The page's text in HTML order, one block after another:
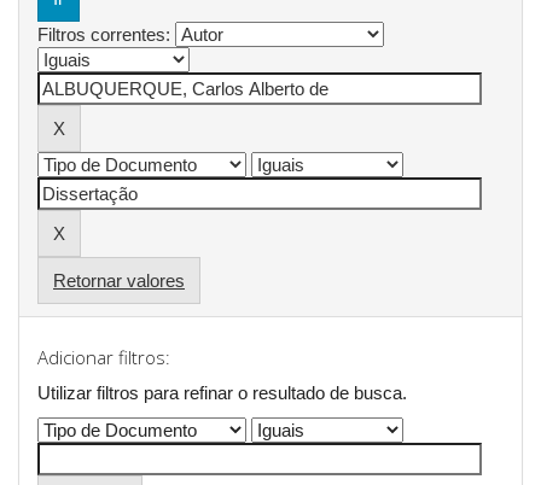
Filtros correntes:
Retornar valores
Adicionar filtros:
Utilizar filtros para refinar o resultado de busca.